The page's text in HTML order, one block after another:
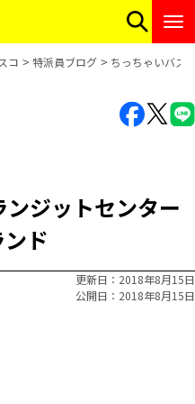
コ 特派員ブログ ちっちゃいバス
ジットセンター
ド
更新日
2018年8月15日
公開日
2018年8月15日